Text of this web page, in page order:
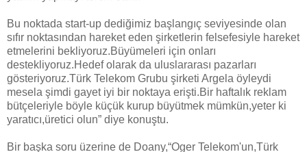
Bu noktada start-up dediğimiz başlangıç seviyesinde olan
sıfır noktasından hareket eden şirketlerin felsefesiyle hareket
etmelerini bekliyoruz.Büyümeleri için onları
destekliyoruz.Hedef olarak da uluslararası pazarları
gösteriyoruz.Türk Telekom Grubu şirketi Argela öyleydi
mesela şimdi gayet iyi bir noktaya erişti.Bir haftalık reklam
bütçeleriyle böyle küçük kurup büyütmek mümkün,yeter ki
yaratıcı,üretici olun” diye konuştu.
Bir başka soru üzerine de Doany,“Oger Telekom'un,Türk